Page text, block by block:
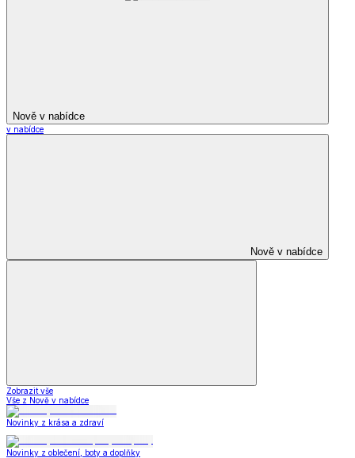
Nově v nabídce
v nabídce
Nově v nabídce
Zobrazit vše
Vše z Nově v nabídce
Novinky z krása a zdraví
Novinky z oblečení, boty a doplňky